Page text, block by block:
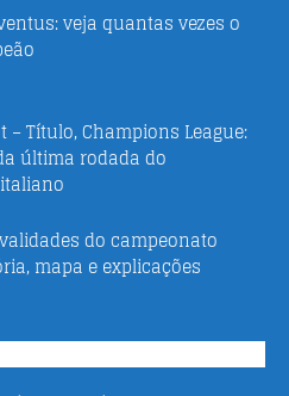
veja quantas vezes o
– Título, Champions League:
última rodada do
do campeonato
mapa e explicações